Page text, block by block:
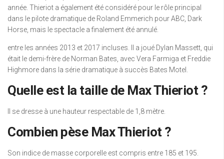
année. Thieriot a également été considéré pour le rôle principal
dans le pilote dramatique de Roland Emmerich pour ABC, Dark
Horse, mais le spectacle a finalement été annulé.
entre les années 2013 et 2017 incluses. Il a joué Dylan Massett, qui
était le demi-frère de Norman Bates, avec Vera Farmiga et Freddie
Highmore dans la série dramatique à succès Bates Motel.
Quelle est la taille de Max Thieriot ?
Il se dresse à une hauteur respectable de 1,8 mètre.
Combien pèse Max Thieriot ?
Son indice de masse corporelle est compris entre 185 et 195.